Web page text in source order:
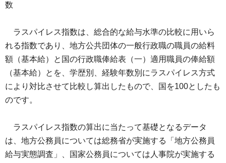
数
ラスパイレス指数は、総合的な給与水準の比較に用いら
れる指数であり、地方公共団体の一般行政職の職員の給料
額（基本給）と国の行政職俸給表（一）適用職員の俸給額
（基本給）とを、学歴別、経験年数別にラスパイレス方式
により対比させて比較し算出したもので、国を100としたも
のです。
ラスパイレス指数の算出に当たって基礎となるデータ
は、地方公務員については総務省が実施する「地方公務員
給与実態調査」、国家公務員については人事院が実施する